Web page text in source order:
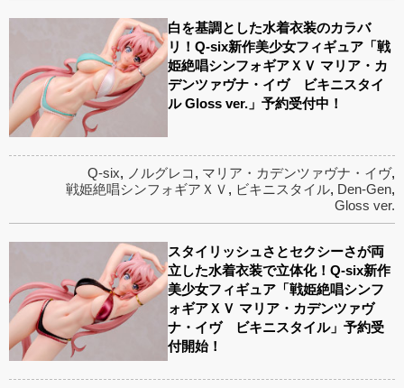
白を基調とした水着衣装のカラバ
リ！Q-six新作美少女フィギュア「戦
姫絶唱シンフォギアＸＶ マリア・カ
デンツァヴナ・イヴ ビキニスタイ
ル Gloss ver.」予約受付中！
Q-six, ノルグレコ , マリア・カデンツァヴナ・イヴ,
戦姫絶唱シンフォギアＸＶ , ビキニスタイル, Den-Gen,
Gloss ver.
スタイリッシュさとセクシーさが両
立した水着衣装で立体化！Q-six新作
美少女フィギュア「戦姫絶唱シンフ
ォギアＸＶ マリア・カデンツァヴ
ナ・イヴ ビキニスタイル」予約受
付開始！